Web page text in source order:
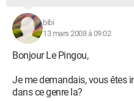
bibi
13 mars 2008 à 09:02
Bonjour Le Pingou,
Je me demandais, vous êtes
dans ce genre la?